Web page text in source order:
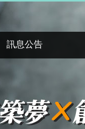
訊息公告